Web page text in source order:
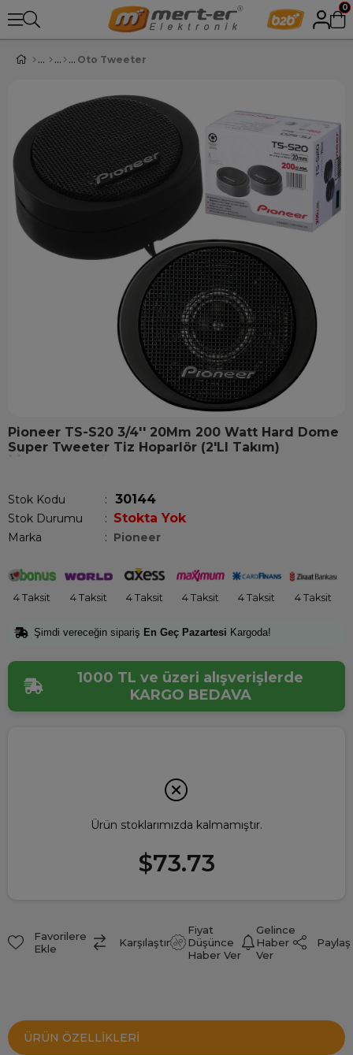
0
Oto Tweeter
Pioneer TS-S20 3/4'' 20Mm 200 Watt Hard Dome
Super Tweeter Tiz Hoparlör (2'LI Takım)
Stok Kodu 30144
Stok Durumu : Stokta Yok
Marka : Pioneer
4 Taksit 4 Taksit 4 Taksit 4 Taksit 4 Taksit 4 Taksit
Şimdi vereceğin sipariş En Geç Pazartesi Kargoda!
1000 TL ve üzeri alışverişlerde
KARGO BEDAVA
Ürün stoklarımızda kalmamıştır.
$73.73
Favorilere
Ekle
Karşılaştır
Fiyat
Düşünce
Haber Ver
Gelince
Haber
Ver
Paylaş
ÜRÜN ÖZELLIKLERI